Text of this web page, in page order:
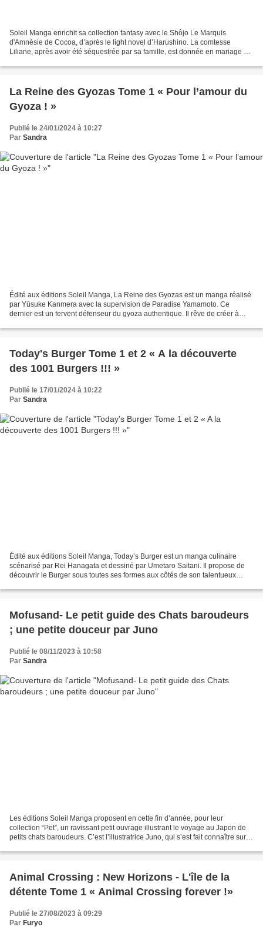
Soleil Manga enrichit sa collection fantasy avec le Shôjo Le Marquis
d'Amnésie de Cocoa, d’après le light novel d’Harushino. La comtesse
Liliane, après avoir été séquestrée par sa famille, est donnée en mariage à
La Reine des Gyozas Tome 1 « Pour l’amour du
Gyoza ! »
Publié le 24/01/2024 à 10:27
Par Sandra
Édité aux éditions Soleil Manga, La Reine des Gyozas est un manga réalisé
par Yûsuke Kanmera avec la supervision de Paradise Yamamoto. Ce
dernier est un fervent défenseur du gyoza authentique. Il rêve de créer à
Today's Burger Tome 1 et 2 « A la découverte
des 1001 Burgers !!! »
Publié le 17/01/2024 à 10:22
Par Sandra
Édité aux éditions Soleil Manga, Today’s Burger est un manga culinaire
scénarisé par Rei Hanagata et dessiné par Umetaro Saitani. Il propose de
découvrir le Burger sous toutes ses formes aux côtés de son talentueux
Mofusand- Le petit guide des Chats baroudeurs
; une petite douceur par Juno
Publié le 08/11/2023 à 10:58
Par Sandra
Les éditions Soleil Manga proposent en cette fin d’année, pour leur
collection “Pet”, un ravissant petit ouvrage illustrant le voyage au Japon de
petits chats baroudeurs. C’est l’illustratrice Juno, qui s’est fait connaître sur
Animal Crossing : New Horizons - L'île de la
détente Tome 1 « Animal Crossing forever !»
Publié le 27/08/2023 à 09:29
Par Furyo